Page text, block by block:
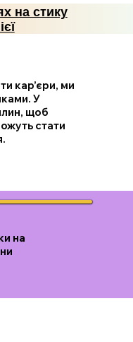
на стику
кар’єри, ми
У
щоб
стати
на